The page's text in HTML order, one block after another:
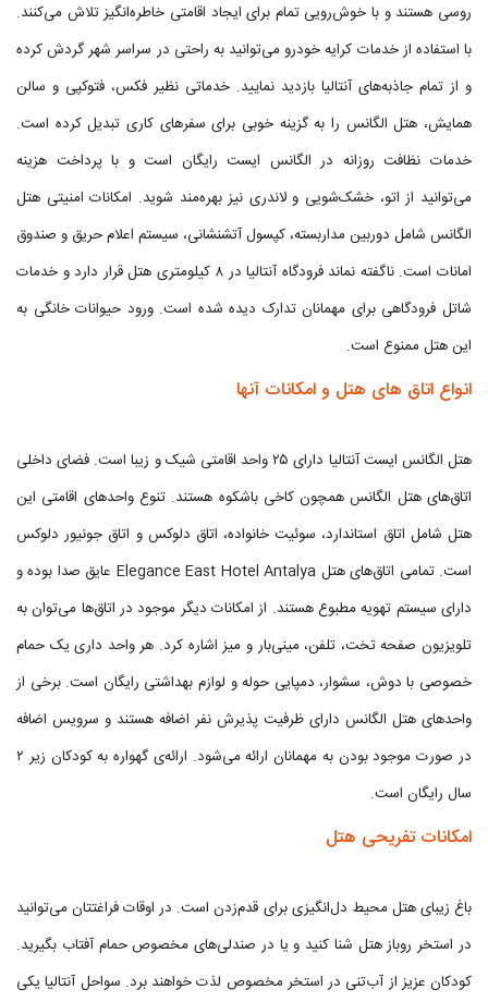
روسی هستند و با خوش‌رویی تمام برای ایجاد اقامتی خاطره‌انگیز تلاش می‌کنند.
با استفاده از خدمات کرایه خودرو می‌توانید به راحتی در سراسر شهر گردش کرده
و از تمام جاذبه‌های آنتالیا بازدید نمایید. خدماتی نظیر فکس، فتوکپی و سالن
همایش، هتل الگانس را به گزینه خوبی برای سفرهای کاری تبدیل کرده است.
خدمات نظافت روزانه در الگانس ایست رایگان است و با پرداخت هزینه
می‌توانید از اتو، خشک‌شویی و لاندری نیز بهره‌مند شوید. امکانات امنیتی هتل
الگانس شامل دوربین مداربسته، کپسول آتشنشانی، سیستم اعلام حریق و صندوق
امانات است. ناگفته نماند فرودگاه آنتالیا در ۸ کیلومتری هتل قرار دارد و خدمات
شاتل فرودگاهی برای مهمانان تدارک دیده شده است. ورود حیوانات خانگی به
این هتل ممنوع است.
انواع اتاق های هتل و امکانات آنها
هتل الگانس ایست آنتالیا دارای ۲۵ واحد اقامتی شیک و زیبا است. فضای داخلی
اتاق‌های هتل الگانس همچون کاخی باشکوه هستند. تنوع واحدهای اقامتی این
هتل شامل اتاق استاندارد، سوئیت خانواده، اتاق دلوکس و اتاق جونیور دلوکس
است. تمامی اتاق‌های هتل Elegance East Hotel Antalya عایق صدا بوده و
دارای سیستم تهویه مطبوع هستند. از امکانات دیگر موجود در اتاق‌ها می‌توان به
تلویزیون صفحه تخت، تلفن، مینی‌بار و میز اشاره کرد. هر واحد داری یک حمام
خصوصی با دوش، سشوار، دمپایی حوله و لوازم بهداشتی رایگان است. برخی از
واحدهای هتل الگانس دارای ظرفیت پذیرش نفر اضافه هستند و سرویس اضافه
در صورت موجود بودن به مهمانان ارائه می‌شود. ارائه‌ی گهواره به کودکان زیر ۲
سال رایگان است.
امکانات تفریحی هتل
باغ زیبای هتل محیط دل‌انگیزی برای قدم‌زدن است. در اوقات فراغتتان می‌توانید
در استخر روباز هتل شنا کنید و یا در صندلی‌های مخصوص حمام آفتاب بگیرید.
کودکان عزیز از آب‌تنی در استخر مخصوص لذت خواهند برد. سواحل آنتالیا یکی